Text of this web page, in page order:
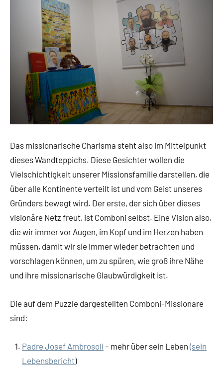
Das missionarische Charisma steht also im Mittelpunkt
dieses Wandteppichs. Diese Gesichter wollen die
Vielschichtigkeit unserer Missionsfamilie darstellen, die
über alle Kontinente verteilt ist und vom Geist unseres
Gründers bewegt wird. Der erste, der sich über dieses
visionäre Netz freut, ist Comboni selbst. Eine Vision also,
die wir immer vor Augen, im Kopf und im Herzen haben
müssen, damit wir sie immer wieder betrachten und
vorschlagen können, um zu spüren, wie groß ihre Nähe
und ihre missionarische Glaubwürdigkeit ist.
Die auf dem Puzzle dargestellten Comboni-Missionare
sind:
Padre Josef Ambrosoli – mehr über sein Leben (sein
Lebensbericht)